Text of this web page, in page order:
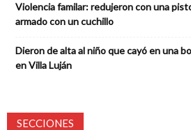
Violencia familar: redujeron con una
armado con un cuchillo
Dieron de alta al niño que cayó en una
en Villa Luján
SECCIONES